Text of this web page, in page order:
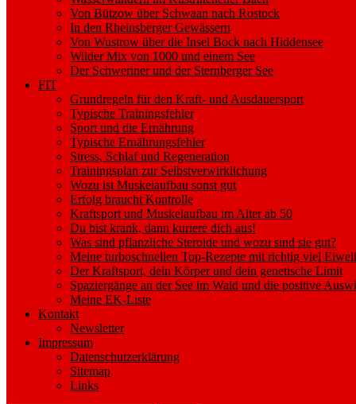
Von Bützow über Schwaan nach Rostock
In den Rheinsberger Gewässern
Von Wustrow über die Insel Bock nach Hiddensee
Wilder Mix von 1000 und einem See
Der Schweriner und der Sternberger See
FIT
Grundregeln für den Kraft- und Ausdauersport
Typische Trainingsfehler
Sport und die Ernährung
Typische Ernährungsfehler
Stress, Schlaf und Regeneration
Trainingsplan zur Selbstverwirklichung
Wozu ist Muskelaufbau sonst gut
Erfolg braucht Kontrolle
Kraftsport und Muskelaufbau im Alter ab 50
Du bist krank, dann kuriere dich aus!
Was sind pflanzliche Steroide und wozu sind sie gut?
Meine turboschnellen Top-Rezepte mit richtig viel
Der Kraftsport, dein Körper und dein genetische Limit
Spaziergänge an der See im Wald und die positive
Meine EK-Liste
Kontakt
Newsletter
Impressum
Datenschutzerklärung
Sitemap
Links